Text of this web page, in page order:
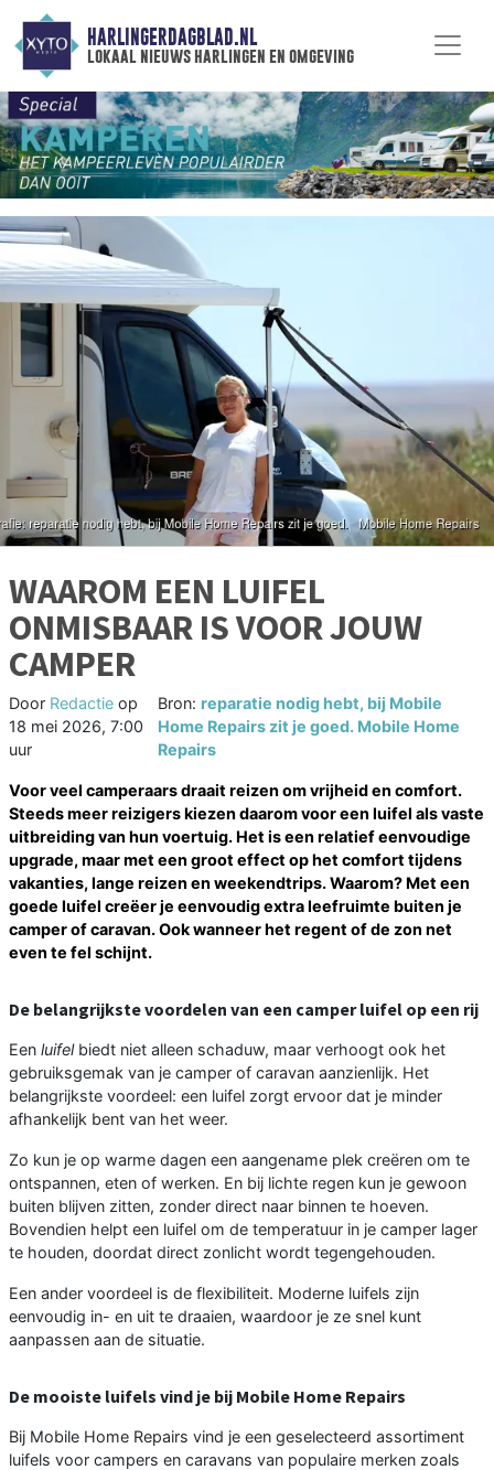
HARLINGERDAGBLAD.NL
lokaal nieuws harlingen en omgeving
WAAROM EEN LUIFEL
ONMISBAAR IS VOOR JOUW
CAMPER
Door Redactie op
18 mei 2026, 7:00
uur
Bron: reparatie nodig hebt, bij Mobile
Home Repairs zit je goed. Mobile Home
Repairs
Voor veel camperaars draait reizen om vrijheid en comfort.
Steeds meer reizigers kiezen daarom voor een luifel als vaste
uitbreiding van hun voertuig. Het is een relatief eenvoudige
upgrade, maar met een groot effect op het comfort tijdens
vakanties, lange reizen en weekendtrips. Waarom? Met een
goede luifel creëer je eenvoudig extra leefruimte buiten je
camper of caravan. Ook wanneer het regent of de zon net
even te fel schijnt.
De belangrijkste voordelen van een camper luifel op een rij
Een luifelbiedt niet alleen schaduw, maar verhoogt ook het
gebruiksgemak van je camper of caravan aanzienlijk. Het
belangrijkste voordeel: een luifel zorgt ervoor dat je minder
afhankelijk bent van het weer.
Zo kun je op warme dagen een aangename plek creëren om te
ontspannen, eten of werken. En bij lichte regen kun je gewoon
buiten blijven zitten, zonder direct naar binnen te hoeven.
Bovendien helpt een luifel om de temperatuur in je camper lager
te houden, doordat direct zonlicht wordt tegengehouden.
Een ander voordeel is de flexibiliteit. Moderne luifels zijn
eenvoudig in- en uit te draaien, waardoor je ze snel kunt
aanpassen aan de situatie.
De mooiste luifels vind je bij Mobile Home Repairs
Bij Mobile Home Repairs vind je een geselecteerd assortiment
luifels voor campers en caravans van populaire merken zoals